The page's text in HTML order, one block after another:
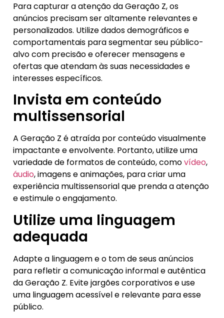
Para capturar a atenção da Geração Z, os
anúncios precisam ser altamente relevantes e
personalizados. Utilize dados demográficos e
comportamentais para segmentar seu público-
alvo com precisão e oferecer mensagens e
ofertas que atendam às suas necessidades e
interesses específicos.
Invista em conteúdo
multissensorial
A Geração Z é atraída por conteúdo visualmente
impactante e envolvente. Portanto, utilize uma
variedade de formatos de conteúdo, comovídeo,
áudio, imagens e animações, para criar uma
experiência multissensorial que prenda a atenção
e estimule o engajamento.
Utilize uma linguagem
adequada
Adapte a linguagem e o tom de seus anúncios
para refletir a comunicação informal e autêntica
da Geração Z. Evite jargões corporativos e use
uma linguagem acessível e relevante para esse
público.